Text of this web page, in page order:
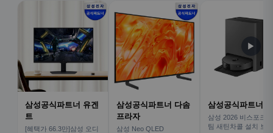
삼성공식파트너 유겐
트
[혜택가 66.3만]삼성 오디
삼성공식파트너 다솜
프라자
삼성 Neo QLED
삼성공식파트너
삼성 2026 비스포크
팀 새틴차콜 설치 보
▶